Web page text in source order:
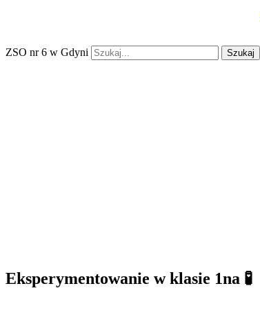
ZSO nr 6 w Gdyni Szukaj
Eksperymentowanie w klasie 1na 🧪